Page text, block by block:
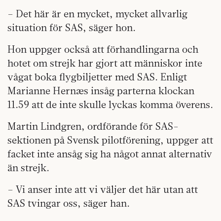
– Det här är en mycket, mycket allvarlig
situation för SAS, säger hon.
Hon uppger också att förhandlingarna och
hotet om strejk har gjort att människor inte
vågat boka flygbiljetter med SAS. Enligt
Marianne Hernæs insåg parterna klockan
11.59 att de inte skulle lyckas komma överens.
Martin Lindgren, ordförande för SAS-
sektionen på Svensk pilotförening, uppger att
facket inte ansåg sig ha något annat alternativ
än strejk.
– Vi anser inte att vi väljer det här utan att
SAS tvingar oss, säger han.